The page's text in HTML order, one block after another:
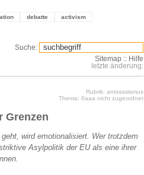
debatte activism
Suche:
Sitemap :: Hilfe
letzte änderung:
Rubrik: antirassismus
Thema: 0aaa nicht zugeordnet
Grenzen
wird emotionalisiert. Wer trotzdem
Asylpolitik der EU als eine ihrer